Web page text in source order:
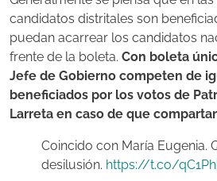
candidatos distritales son
puedan acarrear los candidatos
frente de la boleta. Con boleta
Jefe de Gobierno competen de
beneficiados por los votos de
Larreta en caso de que
Coincido con María Eugenia.
desilusión. https://t.co/